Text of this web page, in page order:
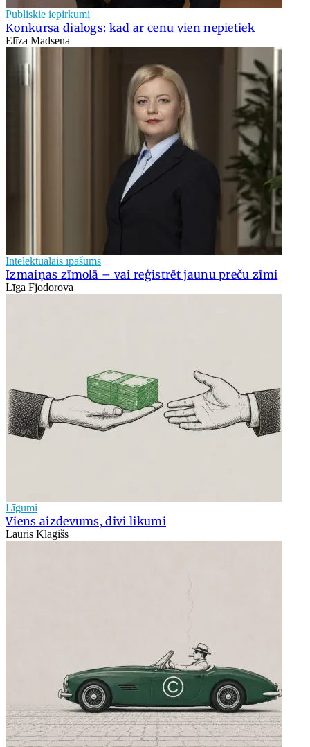
Publiskie iepirkumi
Konkursa dialogs: kad ar cenu vien nepietiek
Elīza Madsena
Intelektuālais īpašums
Izmaiņas zīmolā – vai reģistrēt jaunu preču zīmi
Līga Fjodorova
Līgumi
Viens aizdevums, divi likumi
Lauris Klagišs